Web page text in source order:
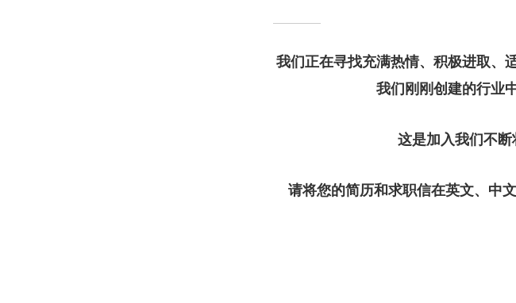
我们正在寻找充满热情、 积极进取、
我们刚刚创建的行业
这是加入我们不断
请将您的简历和求职信在英文、中